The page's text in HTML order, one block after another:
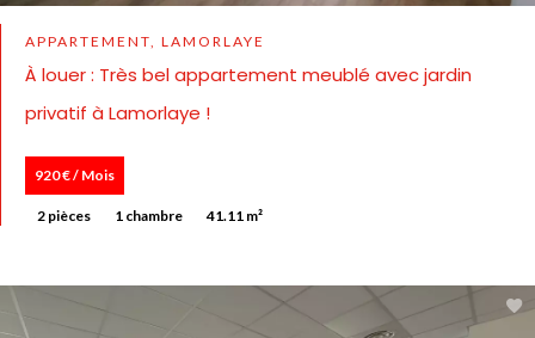
APPARTEMENT, LAMORLAYE
À louer : Très bel appartement meublé avec jardin
privatif à Lamorlaye !
920 € / Mois
2 pièces 1 chambre 41.11 m²